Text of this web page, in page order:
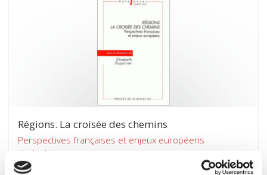
Régions. La croisée des chemins
Perspectives françaises et enjeux européens
Elisabeth Dupoirier